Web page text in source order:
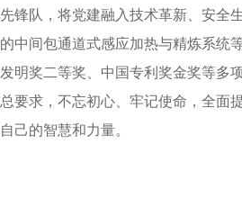
锋队，将党建融入技术革新、安全
中间包通道式感应加热与精炼系统
明奖二等奖、中国专利奖金奖等多
求，不忘初心、牢记使命，全面
己的智慧和力量。